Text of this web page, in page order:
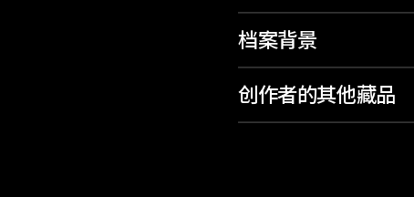
档案背景
创作者的其他藏品